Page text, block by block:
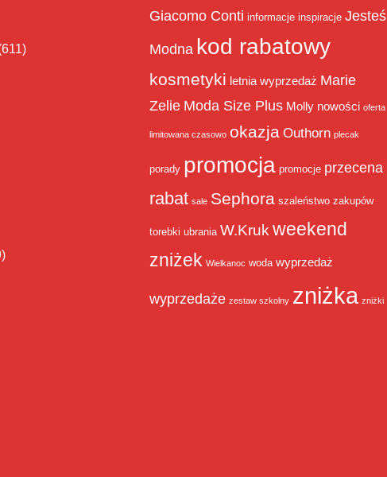
Giacomo Conti informacje inspiracje Jesteś
Modna kod rabatowy
kosmetyki letnia wyprzedaż Marie
Zelie Moda Size Plus Molly nowości oferta
limitowana czasowo okazja Outhorn plecak
porady promocja promocje przecena
rabat sale Sephora szaleństwo zakupów
torebki ubrania W.Kruk weekend
zniżek Wielkanoc woda wyprzedaż
wyprzedaże zestaw szkolny zniżka zniżki